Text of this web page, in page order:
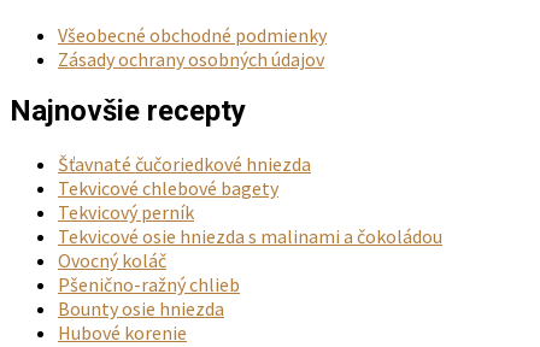
Všeobecné obchodné podmienky
Zásady ochrany osobných údajov
Najnovšie recepty
Šťavnaté čučoriedkové hniezda
Tekvicové chlebové bagety
Tekvicový perník
Tekvicové osie hniezda s malinami a čokoládou
Ovocný koláč
Pšenično-ražný chlieb
Bounty osie hniezda
Hubové korenie